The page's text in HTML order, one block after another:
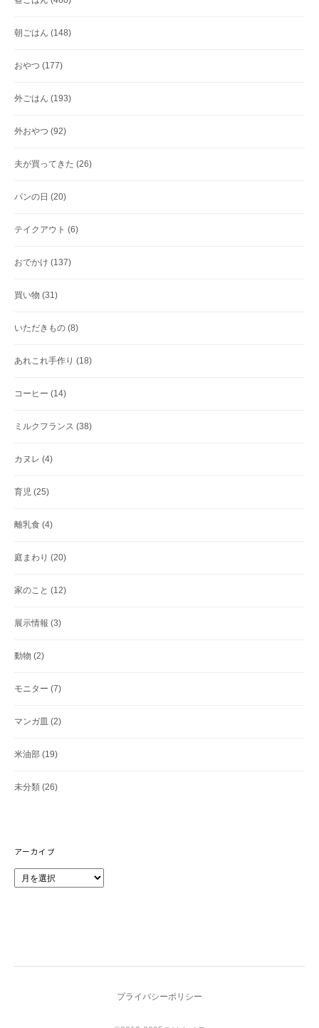
朝ごはん (148)
おやつ (177)
外ごはん (193)
外おやつ (92)
夫が買ってきた (26)
パンの日 (20)
テイクアウト (6)
おでかけ (137)
買い物 (31)
いただきもの (8)
あれこれ手作り (18)
コーヒー (14)
ミルクフランス (38)
カヌレ (4)
育児 (25)
離乳食 (4)
庭まわり (20)
家のこと (12)
展示情報 (3)
動物 (2)
モニター (7)
マンガ皿 (2)
米油部 (19)
未分類 (26)
アーカイブ
ー
プライバシーポリシー